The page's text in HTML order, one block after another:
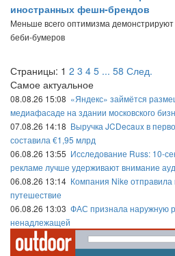
иностранных фешн-брендов
Меньше всего оптимизма
беби-бумеров
Страницы: 1 2 3 4 5 ... 58 След.
Самое актуальное
08.08.26 15:08 «Яндекс» займётся
медиафасаде на здании московского
07.08.26 14:18 Выручка JCDecaux в
составила €1,95 млрд
06.08.26 13:55 Исследование Russ: 10-
рекламе лучше удерживают внимание
06.08.26 13:14 Компания Nike
путешествие
06.08.26 13:03 ФАС признала наружную
ненадлежащей